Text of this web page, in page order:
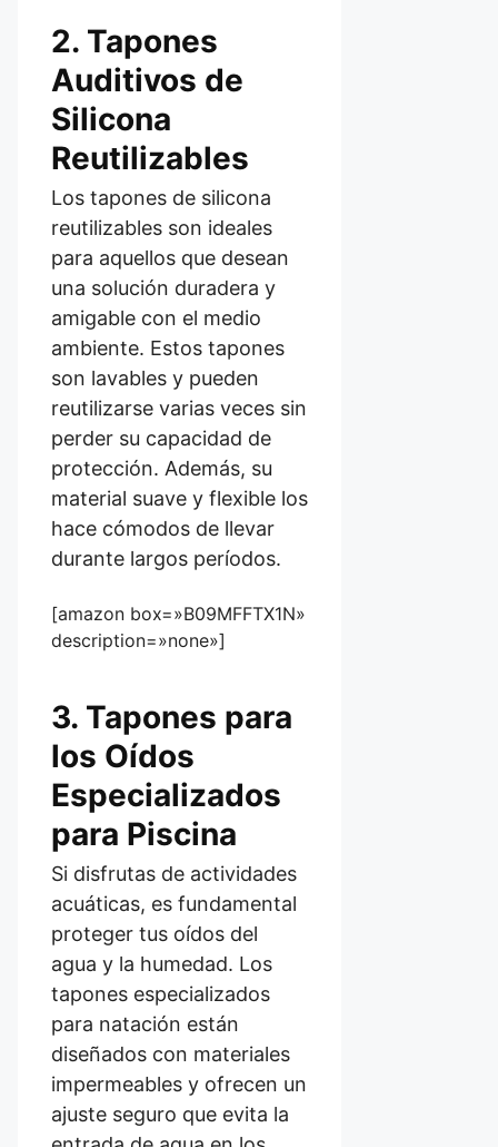
2. Tapones
Auditivos de
Silicona
Reutilizables
Los tapones de silicona
reutilizables son ideales
para aquellos que desean
una solución duradera y
amigable con el medio
ambiente. Estos tapones
son lavables y pueden
reutilizarse varias veces sin
perder su capacidad de
protección. Además, su
material suave y flexible los
hace cómodos de llevar
durante largos períodos.
[amazon box=»B09MFFTX1N»
description=»none»]
3. Tapones para
los Oídos
Especializados
para Piscina
Si disfrutas de actividades
acuáticas, es fundamental
proteger tus oídos del
agua y la humedad. Los
tapones especializados
para natación están
diseñados con materiales
impermeables y ofrecen un
ajuste seguro que evita la